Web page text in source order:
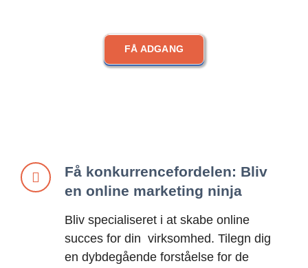
FÅ ADGANG
Få konkurrencefordelen: Bliv
en online marketing ninja
Bliv specialiseret i at skabe online
succes for din virksomhed. Tilegn dig
en dybdegående forståelse for de